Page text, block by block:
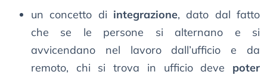
un concetto di integrazione, dato dal fatto
che se le persone si alternano e si
avvicendano nel lavoro dall’ufficio e da
remoto, chi si trova in ufficio deve poter